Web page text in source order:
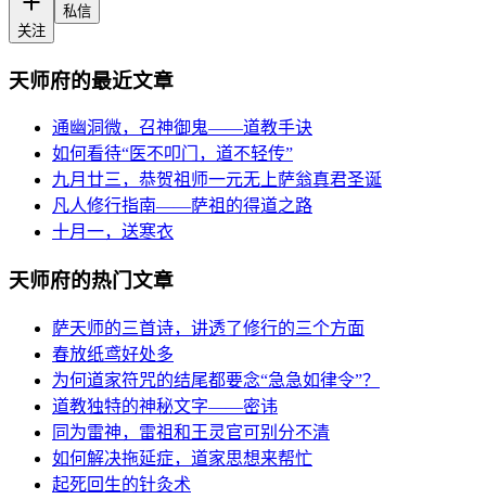
关注
私信
天师府的最近文章
通幽洞微，召神御鬼——道教手诀
如何看待“医不叩门，道不轻传”
九月廿三，恭贺祖师一元无上萨翁真君圣诞
凡人修行指南——萨祖的得道之路
十月一，送寒衣
天师府的热门文章
萨天师的三首诗，讲透了修行的三个方面
春放纸鸢好处多
为何道家符咒的结尾都要念“急急如律令”？
道教独特的神秘文字——密讳
同为雷神，雷祖和王灵官可别分不清
如何解决拖延症，道家思想来帮忙
起死回生的针灸术